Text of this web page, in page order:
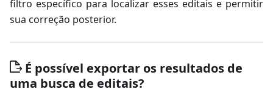
filtro específico para localizar esses editais e permitir
sua correção posterior.
É possível exportar os resultados de
uma busca de editais?